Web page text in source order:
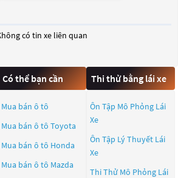
có tin xe liên quan
Có thể bạn cần
Mua bán ô tô
Mua bán ô tô Toyota
Mua bán ô tô Honda
Mua bán ô tô Mazda
Thi thử bằng lái xe
Ôn Tập Mô Phỏng Lái
Xe
Ôn Tập Lý Thuyết Lái
Xe
Thi Thử Mô Phỏng Lái